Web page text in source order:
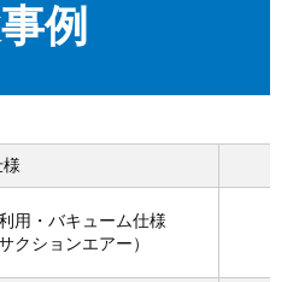
例
用・バキューム仕様
サクションエアー）